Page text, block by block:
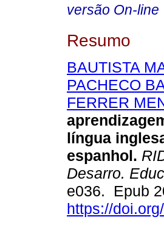
versão On-line
Resumo
BAUTISTA
PACHECO
FERRER
língua
espanhol.
Desarro. Educ
e036. Epub
https://